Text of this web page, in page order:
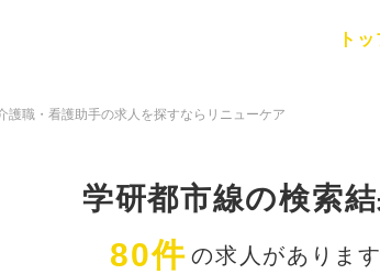
ト
護職・看護助手の求人を探すならリニューケア
学研都市線の検索
80件 の求人があります